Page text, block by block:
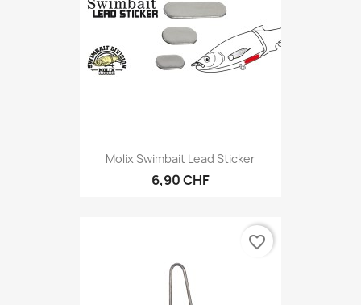
Molix Swimbait Lead Sticker
6,90 CHF
favorite_border